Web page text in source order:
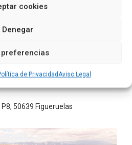
cookies
Denegar
preferencias
de PrivacidadAviso Legal
– P8
50639 Figueruelas